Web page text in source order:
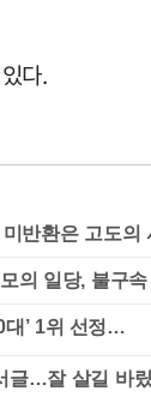
다.
반환은 고도의
의 일당, 불구속
글…잘 살길 바